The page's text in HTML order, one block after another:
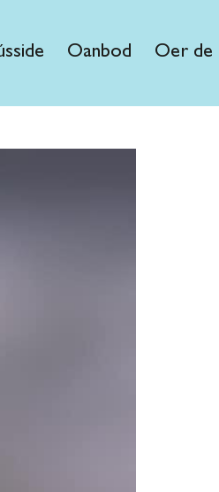
Oanbod Oer de